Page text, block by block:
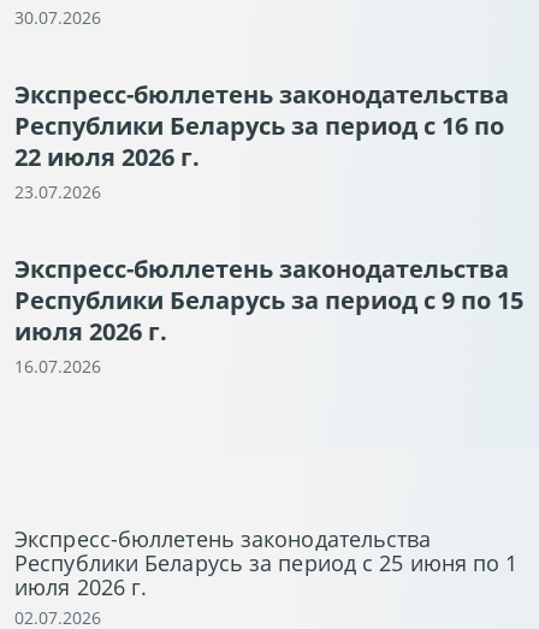
30.07.2026
Экспресс-бюллетень законодательства
Республики Беларусь за период с 16 по
22 июля 2026 г.
23.07.2026
Экспресс-бюллетень законодательства
Республики Беларусь за период с 9 по 15
июля 2026 г.
16.07.2026
Экспресс-бюллетень законодательства
Республики Беларусь за период с 25 июня по 1
июля 2026 г.
02.07.2026